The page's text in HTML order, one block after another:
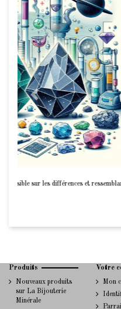
focus sur les Pierres
Un rapprochement des chakra
Produits
Nouveaux produits
sur La Bijouterie
Minérale
Votre
Mon